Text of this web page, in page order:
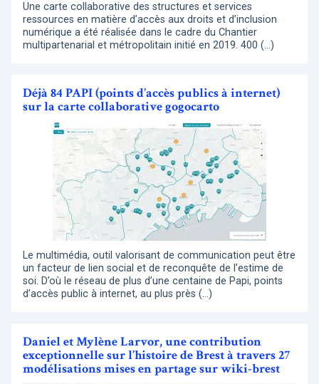
Une carte collaborative des structures et services
ressources en matière d’accès aux droits et d’inclusion
numérique a été réalisée dans le cadre du Chantier
multipartenarial et métropolitain initié en 2019. 400 (…)
Déjà 84 PAPI (points d’accès publics à internet)
sur la carte collaborative gogocarto
Le multimédia, outil valorisant de communication peut être
un facteur de lien social et de reconquête de l’estime de
soi. D’où le réseau de plus d’une centaine de Papi, points
d’accès public à internet, au plus près (…)
Daniel et Mylène Larvor, une contribution
exceptionnelle sur l’histoire de Brest à travers 27
modélisations mises en partage sur wiki-brest